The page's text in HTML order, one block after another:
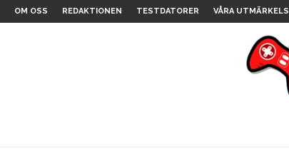
OM OSS REDAKTIONEN TESTDATORER VÅRA